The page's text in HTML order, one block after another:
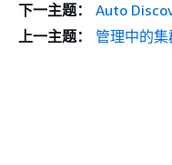
下一主题：
Auto
上一主题：
管理中的